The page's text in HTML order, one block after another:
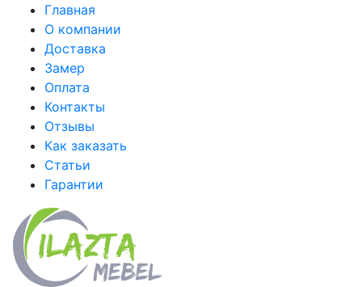
Главная
О компании
Доставка
Замер
Оплата
Контакты
Отзывы
Как заказать
Статьи
Гарантии